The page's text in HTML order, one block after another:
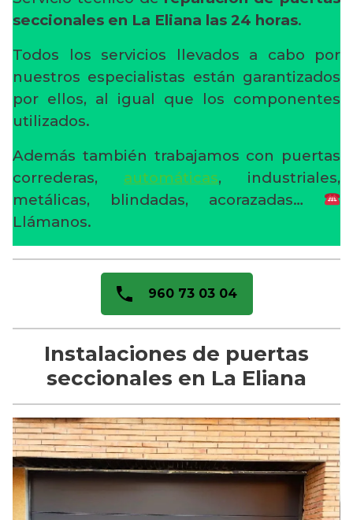
seccionales en La Eliana las 24 horas.
Todos los servicios llevados a cabo por
nuestros especialistas están garantizados
por ellos, al igual que los componentes
utilizados.
Además también trabajamos con puertas
correderas, automáticas, industriales,
metálicas, blindadas, acorazadas…
Llámanos.
960 73 03 04
Instalaciones de puertas
seccionales en La Eliana